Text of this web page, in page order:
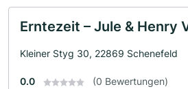
Erntezeit – Jule & Henry
Kleiner Styg 30, 22869 Schenefeld
0.0 (0 Bewertungen)